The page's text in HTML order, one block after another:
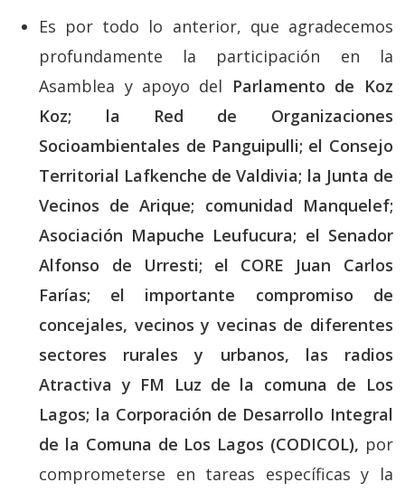
Es por todo lo anterior, que agradecemos
profundamente la participación en la
Asamblea y apoyo del Parlamento de Koz
Koz; la Red de Organizaciones
Socioambientales de Panguipulli; el Consejo
Territorial Lafkenche de Valdivia; la Junta de
Vecinos de Arique; comunidad Manquelef;
Asociación Mapuche Leufucura; el Senador
Alfonso de Urresti; el CORE Juan Carlos
Farías; el importante compromiso de
concejales, vecinos y vecinas de diferentes
sectores rurales y urbanos, las radios
Atractiva y FM Luz de la comuna de Los
Lagos; la Corporación de Desarrollo Integral
de la Comuna de Los Lagos (CODICOL), por
comprometerse en tareas específicas y la